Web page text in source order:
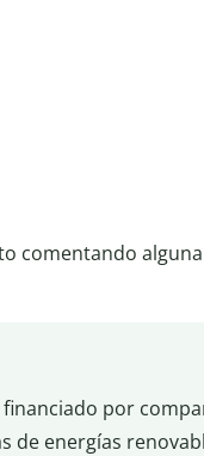
comentando alguna
por
energías